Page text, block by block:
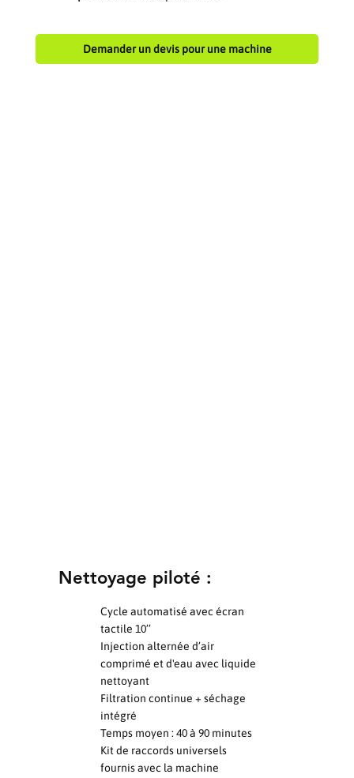
Demander un devis pour une machine
Nettoyage piloté :
Cycle automatisé avec écran
tactile 10’’
Injection alternée d’air
comprimé et d'eau avec liquide
nettoyant
Filtration continue + séchage
intégré
Temps moyen : 40 à 90 minutes
Kit de raccords universels
fournis avec la machine